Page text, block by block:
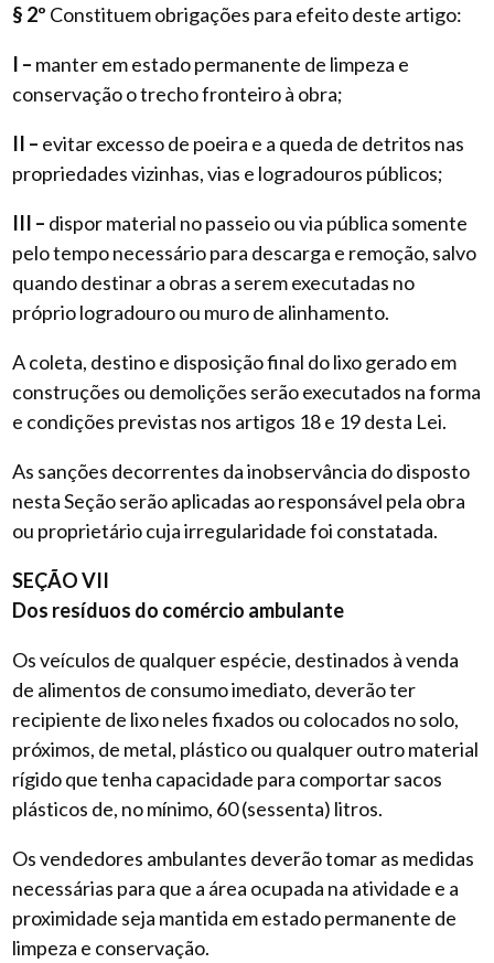
§ 2º Constituem obrigações para efeito deste artigo:
I – manter em estado permanente de limpeza e
conservação o trecho fronteiro à obra;
II – evitar excesso de poeira e a queda de detritos nas
propriedades vizinhas, vias e logradouros públicos;
III – dispor material no passeio ou via pública somente
pelo tempo necessário para descarga e remoção, salvo
quando destinar a obras a serem executadas no
próprio logradouro ou muro de alinhamento.
A coleta, destino e disposição final do lixo gerado em
construções ou demolições serão executados na forma
e condições previstas nos artigos 18 e 19 desta Lei.
As sanções decorrentes da inobservância do disposto
nesta Seção serão aplicadas ao responsável pela obra
ou proprietário cuja irregularidade foi constatada.
SEÇÃO VII
Dos resíduos do comércio ambulante
Os veículos de qualquer espécie, destinados à venda
de alimentos de consumo imediato, deverão ter
recipiente de lixo neles fixados ou colocados no solo,
próximos, de metal, plástico ou qualquer outro material
rígido que tenha capacidade para comportar sacos
plásticos de, no mínimo, 60 (sessenta) litros.
Os vendedores ambulantes deverão tomar as medidas
necessárias para que a área ocupada na atividade e a
proximidade seja mantida em estado permanente de
limpeza e conservação.